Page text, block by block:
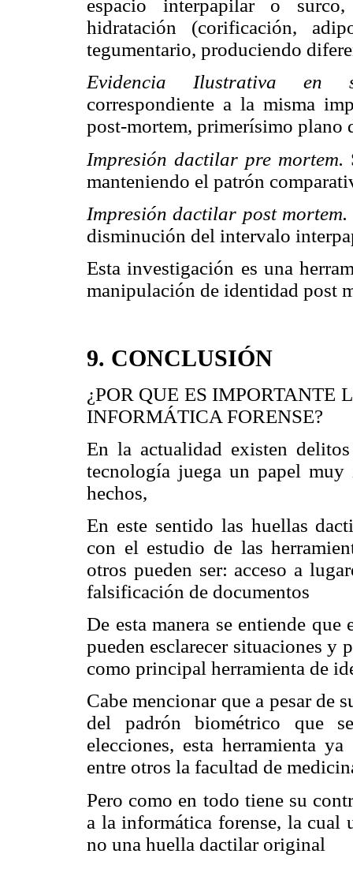
espacio interpapilar o
hidratación (corificación,
tegumentario, produciendo
Evidencia Ilustrativa
correspondiente a la misma
post-mortem, primerísimo
Impresión dactilar pre mortem.
manteniendo el patrón
Impresión dactilar post mortem.
disminución del intervalo
Esta investigación es una
manipulación de identidad post
9. CONCLUSIÓN
¿POR QUE ES
INFORMÁTICA FORENSE?
En la actualidad existen
tecnología juega un papel
hechos,
En este sentido las huellas
con el estudio de las
otros pueden ser: acceso a
falsificación de documentos
De esta manera se entiende
pueden esclarecer situaciones y
como principal herramienta de
Cabe mencionar que a pesar de
del padrón biométrico que
elecciones, esta herramienta
entre otros la facultad de
Pero como en todo tiene su
a la informática forense, la
no una huella dactilar original